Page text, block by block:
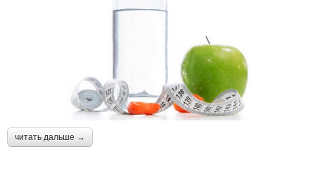
читать дальше →